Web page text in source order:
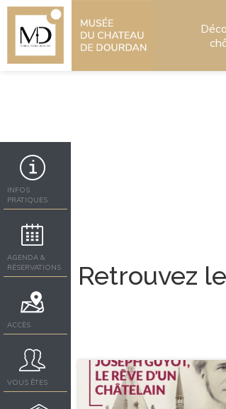
INFOS
PRATIQUES
AGENDA &
RÉSERVATIONS
ACCÈS
VOUS ÊTES
Retrouvez